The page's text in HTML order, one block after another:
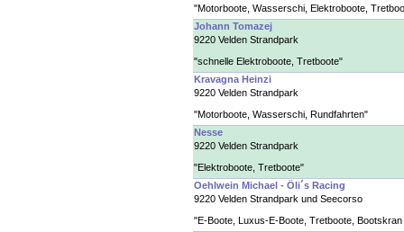
"Motorboote, Wasserschi, Elektroboote,
Johann Tomazej
9220 Velden Strandpark
"schnelle Elektroboote, Tretboote"
Kravagna Heinzi
9220 Velden Strandpark
"Motorboote, Wasserschi, Rundfahrten"
Nesse
9220 Velden Strandpark
"Elektroboote, Tretboote"
Oehlwein Michael - Öli´s Racing
9220 Velden Strandpark und Seecorso
"E-Boote, Luxus-E-Boote, Tretboote,